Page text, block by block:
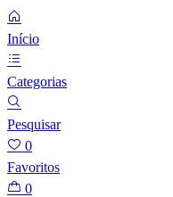
Início
Categorias
Pesquisar
0
Favoritos
0